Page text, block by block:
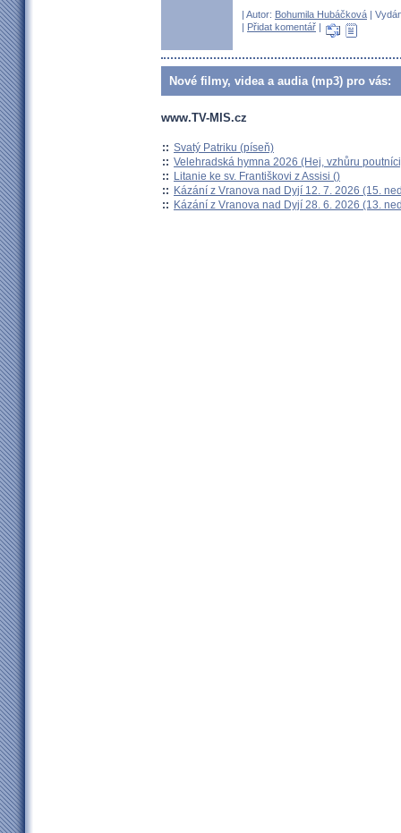
| Autor: Bohumila Hubáčková |
| Přidat komentář |
Nové filmy, videa a audia (mp3) pro vás:
www.TV-MIS.cz
:: Svatý Patriku (píseň)
:: Velehradská hymna 2026 (Hej, vzhůru
:: Litanie ke sv. Františkovi z Assisi ()
:: Kázání z Vranova nad Dyjí 12. 7. 2026 (15.
:: Kázání z Vranova nad Dyjí 28. 6. 2026 (13.